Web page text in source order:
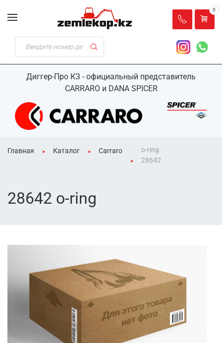
Диггер-Про КЗ - официальный представитель
CARRARO и DANA SPICER
0
Главная Каталог Carraro
o-ring
28642
28642 o-ring